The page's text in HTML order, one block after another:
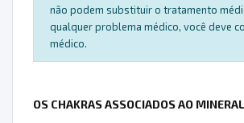
não podem substituir o tratamento
qualquer problema médico, você deve
médico.
OS CHAKRAS ASSOCIADOS AO